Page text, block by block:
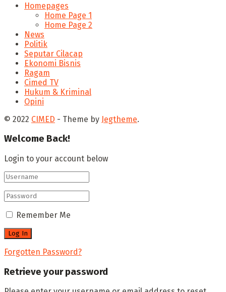
Homepages
Home Page 1
Home Page 2
News
Politik
Seputar Cilacap
Ekonomi Bisnis
Ragam
Cimed TV
Hukum & Kriminal
Opini
© 2022 CIMED - Theme by Jegtheme.
Welcome Back!
Login to your account below
Remember Me
Forgotten Password?
Retrieve your password